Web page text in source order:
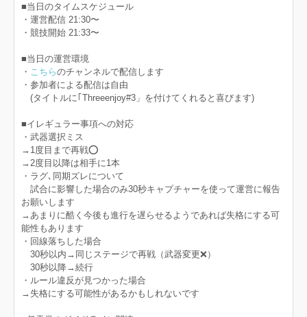
■当日のタイムスケジュール
・運営配信 21:30〜
・競技開始 21:33〜
■当日の運営環境
・ こちらのチャンネルで配信します
・参加者による配信は自由
(タイトルに｢Threeenjoy#3」を付けてくれると喜びます)
■イレギュラー事項への対応
・武器選択ミス
→1度目まで再戦⭕️
→2度目以降は相手に1本
・ラグ､同期ズレについて
試合に影響した場合のみ30秒キャプチャーを使って運営に報告
お願いします
→あまりに酷く今後も進行を遅らせるようであれば失格にする可
能性もあります
・回線落ちした場合
30秒以内→同じステージで再戦（武器変更❌）
30秒以降→続行
・ルール違反が見つかった場合
→失格にする可能性があるかもしれないです